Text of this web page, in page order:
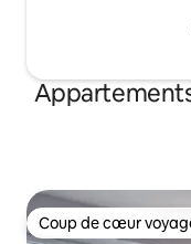
Coup de cœur
Coup de cœur